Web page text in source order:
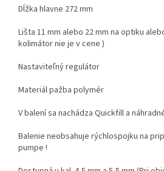
Dĺžka hlavne 272 mm
Lišta 11 mm alebo 22 mm na optiku
kolimátor nie je v cene )
Nastaviteľný regulátor
Materiál pažba polymér
V balení sa nachádza Quickfill a
Balenie neobsahuje rýchlospojku na
pumpe !